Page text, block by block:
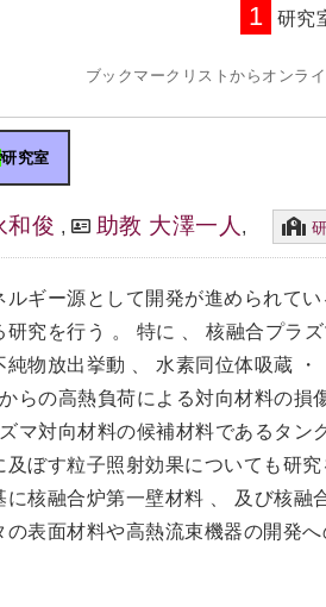
1 研究
ブックマークリストからオンラ
研究室
和俊 , 助教 大澤一人 ,
ルギー源として開発が進められて
究を行う 。 特に 、 核融合プラ
純物放出挙動 、 水素同位体吸蔵 ・
らの高熱負荷による対向材料の損
マ対向材料の候補材料であるタン
及ぼす粒子照射効果についても研
に核融合炉第一壁材料 、 及び核融
の表面材料や高熱流束機器の開発